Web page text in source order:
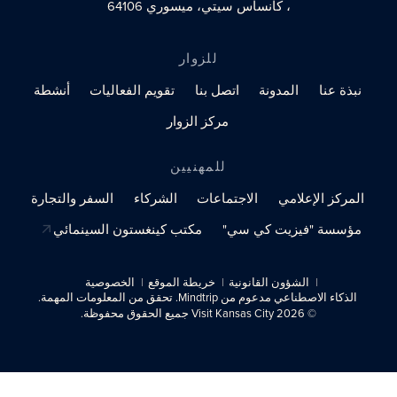
، كانساس سيتي، ميسوري 64106
للزوار
نبذة عنا
المدونة اتصل بنا تقويم الفعاليات
أنشطة
مركز الزوار
للمهنيين
المركز الإعلامي
الاجتماعات الشركاء
السفر والتجارة
مؤسسة "فيزيت كي سي"
مكتب كينغستون السينمائي
الشؤون القانونية خريطة الموقع
الخصوصية
الذكاء الاصطناعي مدعوم من Mindtrip. تحقق من المعلومات المهمة.
© 2026 Visit Kansas City جميع الحقوق محفوظة.